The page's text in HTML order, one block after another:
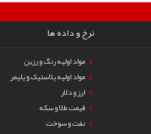
نرخ و داده ها
مواد اولیه رنگ و رزین
مواد اولیه پلاستیک و پلیمر
ارز و دلار
قیمت طلا و سکه
نفت و سوخت